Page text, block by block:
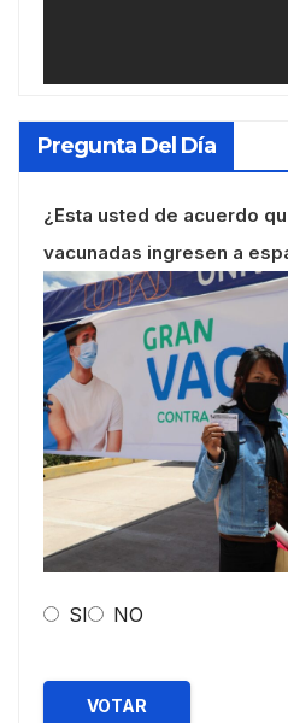
Pregunta Del Día
¿Esta usted de acuerdo
vacunadas ingresen a
SI NO
VOTAR